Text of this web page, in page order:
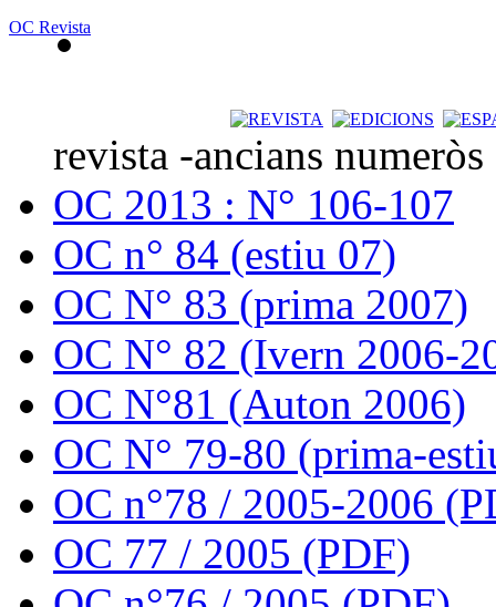
OC Revista
revista -ancians
OC 2013 : N° 106-107
OC n° 84 (estiu 07)
OC N° 83 (prima 2007)
OC N° 82 (Ivern 2006-
OC N°81 (Auton 2006)
OC N° 79-80 (prima-
OC n°78 / 2005-2006
OC 77 / 2005 (PDF)